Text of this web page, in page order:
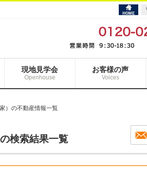
現地見学会
Openhouse
お客様の声
Voices
）の不動産情報一覧
検索結果一覧